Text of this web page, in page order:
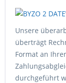
Unsere
überträgt
Format an
durchgeführt